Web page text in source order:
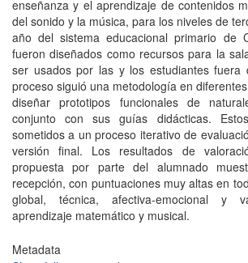
enseñanza y el aprendizaje de contenidos
del sonido y la música, para los niveles de
año del sistema educacional primario de
fueron diseñados como recursos para la
ser usados por las y los estudiantes fuera
proceso siguió una metodología en
diseñar prototipos funcionales de
conjunto con sus guías didácticas.
sometidos a un proceso iterativo de
versión final. Los resultados de
propuesta por parte del alumnado
recepción, con puntuaciones muy altas en
global, técnica, afectiva-emocional y
aprendizaje matemático y musical.
Metadata